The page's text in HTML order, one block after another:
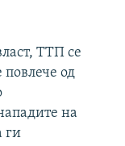
ТТП се
повлече од
на
ги